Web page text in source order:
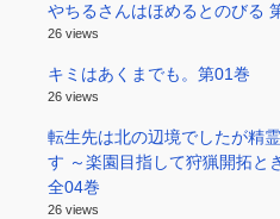
やちるさんはほめるとのびる
26 views
キミはあくまでも。第01巻
26 views
転生先は北の辺境でしたが精
す ～楽園目指して狩猟開拓と
全04巻
26 views